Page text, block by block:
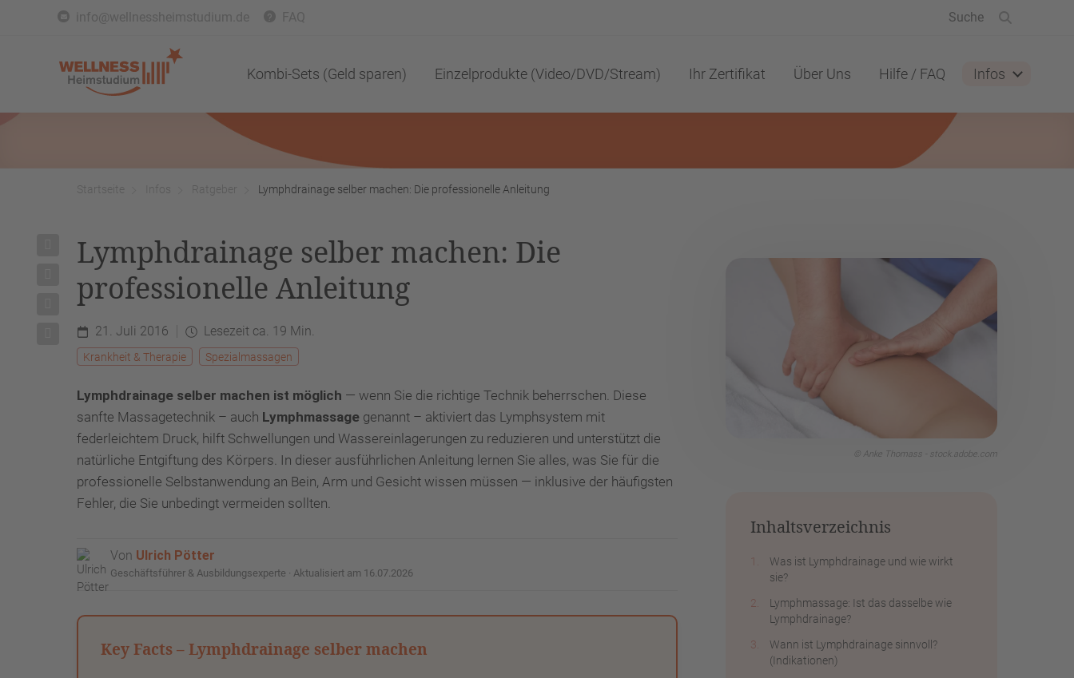
info@wellnessheimstudium.de FAQ
Kombi-Sets (Geld sparen) Einzelprodukte (Video/DVD/Stream) Ihr Zertifikat Über Uns Hilfe / FAQ Infos
Startseite Infos Ratgeber Lymphdrainage selber machen: Die professionelle Anleitung
© Anke Thomass - stock.adobe.com
Inhaltsverzeichnis
Was ist Lymphdrainage und wie wirkt
sie?
Lymphmassage: Ist das dasselbe wie
Lymphdrainage?
Wann ist Lymphdrainage sinnvoll?
(Indikationen)
Lymphdrainage selber machen: Die
professionelle Anleitung
21. Juli 2016 Lesezeit ca. 19 Min.
Krankheit & Therapie Spezialmassagen
Lymphdrainage selber machen ist möglich — wenn Sie die richtige Technik beherrschen. Diese
sanfte Massagetechnik – auch Lymphmassage genannt – aktiviert das Lymphsystem mit
federleichtem Druck, hilft Schwellungen und Wassereinlagerungen zu reduzieren und unterstützt die
natürliche Entgiftung des Körpers. In dieser ausführlichen Anleitung lernen Sie alles, was Sie für die
professionelle Selbstanwendung an Bein, Arm und Gesicht wissen müssen — inklusive der häufigsten
Fehler, die Sie unbedingt vermeiden sollten.
Von Ulrich Pötter
Geschäftsführer & Ausbildungsexperte · Aktualisiert am 16.07.2026
Key Facts – Lymphdrainage selber machen